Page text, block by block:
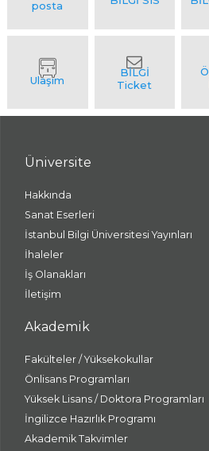
Üniversite
Hakkında
Sanat Eserleri
İstanbul Bilgi Üniversitesi Yayınları
İhaleler
İş Olanakları
İletişim
Akademik
Fakülteler / Yüksekokullar
Önlisans Programları
Yüksek Lisans / Doktora Programları
İngilizce Hazırlık Programı
Akademik Takvimler